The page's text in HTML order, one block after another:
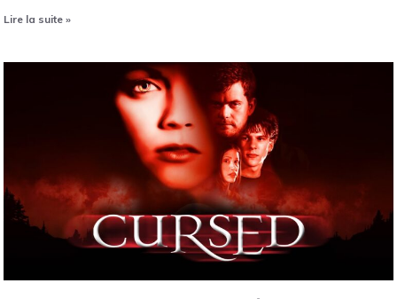
Lire la suite »